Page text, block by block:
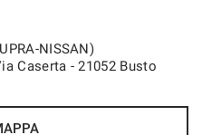
Size + Top Tether
pneumatici
NISSAN)
Caserta - 21052 Busto